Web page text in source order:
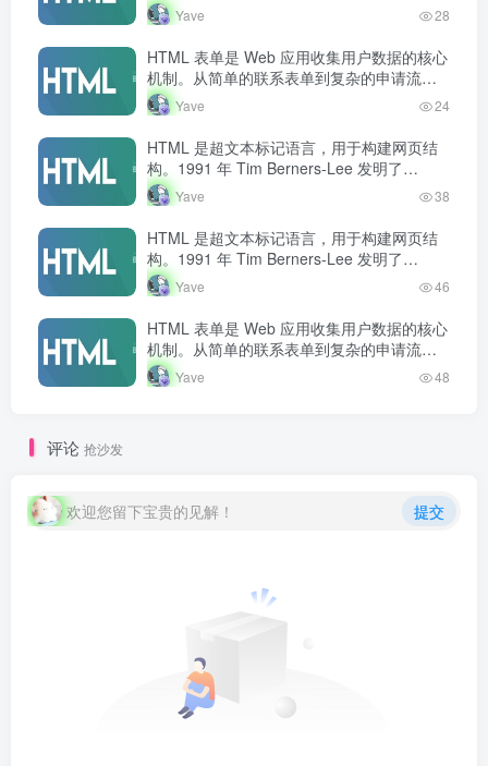
Yave 28
HTML 表单是 Web 应用收集用户数据的核心
机制。从简单的联系表单到复杂的申请流
程，表单几乎无处不在。掌握表单创建和处
理是 Web 开发者的必备技能。
Yave 24
HTML 是超文本标记语言，用于构建网页结
构。1991 年 Tim Berners-Lee 发明了
HTML，此后经历多个版本演进，现行标准为
HTML5…
Yave 38
HTML 是超文本标记语言，用于构建网页结
构。1991 年 Tim Berners-Lee 发明了
HTML，此后经历多个版本演进，现行标准为
HTML5…
Yave 46
HTML 表单是 Web 应用收集用户数据的核心
机制。从简单的联系表单到复杂的申请流
程，表单几乎无处不在。掌握表单创建和处
理是 Web 开发者的必备技能。
Yave 48
评论 抢沙发
欢迎您留下宝贵的见解！ 提交